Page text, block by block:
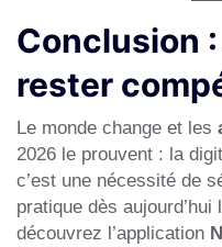
Conclusion
rester
Le monde change et les
2026 le prouvent : la
c’est une nécessité de
pratique dès
découvrez l’application